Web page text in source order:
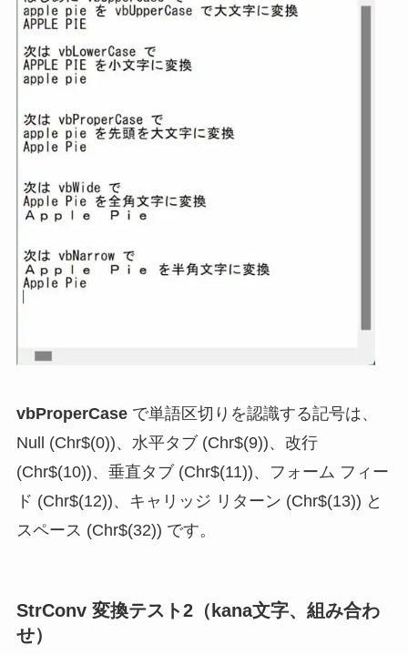
vbProperCaseで単語区切りを認識する記号は、
Null (Chr$(0))、水平タブ (Chr$(9))、改行
(Chr$(10))、垂直タブ (Chr$(11))、フォーム フィー
ド (Chr$(12))、キャリッジ リターン (Chr$(13)) と
スペース (Chr$(32)) です。
StrConv 変換テスト2（kana文字、組み合わ
せ）